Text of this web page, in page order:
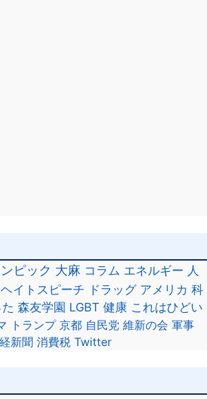
ピック 大麻 コラム エネルギー 人
ヘイトスピーチ ドラッグ アメリカ 科
森友学園 LGBT 健康 これはひどい
トランプ 京都 自民党 維新の会 軍事
新聞 消費税 Twitter